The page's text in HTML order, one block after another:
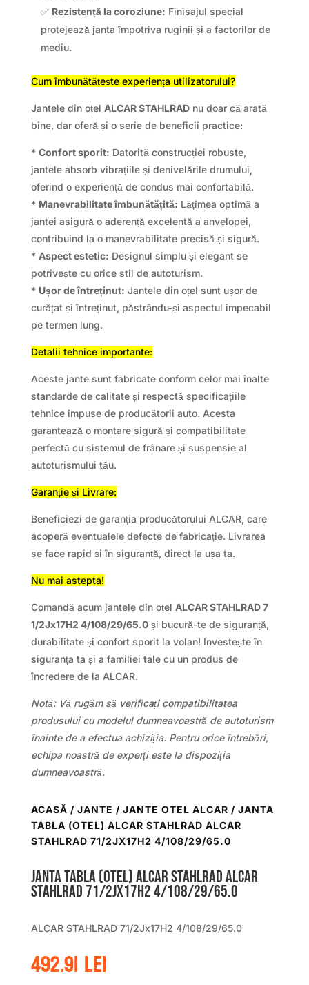
✅ Rezistență la coroziune: Finisajul special
protejează janta împotriva ruginii și a factorilor de
mediu.
Cum îmbunătățește experiența utilizatorului?
Jantele din oțel ALCAR STAHLRADnu doar că arată
bine, dar oferă și o serie de beneficii practice:
* Confort sporit: Datorită construcției robuste,
jantele absorb vibrațiile și denivelările drumului,
oferind o experiență de condus mai confortabilă.
* Manevrabilitate îmbunătățită: Lățimea optimă a
jantei asigură o aderență excelentă a anvelopei,
contribuind la o manevrabilitate precisă și sigură.
* Aspect estetic: Designul simplu și elegant se
potrivește cu orice stil de autoturism.
* Ușor de întreținut: Jantele din oțel sunt ușor de
curățat și întreținut, păstrându-și aspectul impecabil
pe termen lung.
Detalii tehnice importante:
Aceste jante sunt fabricate conform celor mai înalte
standarde de calitate și respectă specificațiile
tehnice impuse de producătorii auto. Acesta
garantează o montare sigură și compatibilitate
perfectă cu sistemul de frânare și suspensie al
autoturismului tău.
Garanție și Livrare:
Beneficiezi de garanția producătorului ALCAR, care
acoperă eventualele defecte de fabricație. Livrarea
se face rapid și în siguranță, direct la ușa ta.
Nu mai astepta!
Comandă acum jantele din oțel ALCAR STAHLRAD 7
1/2Jx17H2 4/108/29/65.0și bucură-te de siguranță,
durabilitate și confort sporit la volan! Investește în
siguranța ta și a familiei tale cu un produs de
încredere de la ALCAR.
Notă: Vă rugăm să verificați compatibilitatea
produsului cu modelul dumneavoastră de autoturism
înainte de a efectua achiziția. Pentru orice întrebări,
echipa noastră de experți este la dispoziția
dumneavoastră.
ACASĂ / JANTE / JANTE OTEL ALCAR / JANTA
TABLA (OTEL) ALCAR STAHLRAD ALCAR
STAHLRAD 71/2JX17H2 4/108/29/65.0
Janta tabla (otel) ALCAR STAHLRAD ALCAR
STAHLRAD 71/2Jx17H2 4/108/29/65.0
ALCAR STAHLRAD 71/2Jx17H2 4/108/29/65.0
492.91lei